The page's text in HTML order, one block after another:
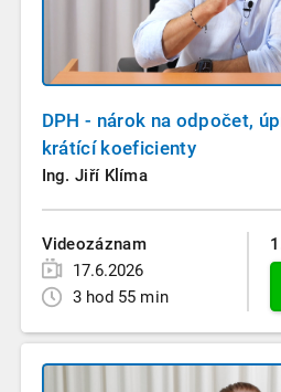
DPH - nárok na odpočet,
krátící koeficienty
Ing. Jiří Klíma
Videozáznam
17.6.2026
3 hod 55 min